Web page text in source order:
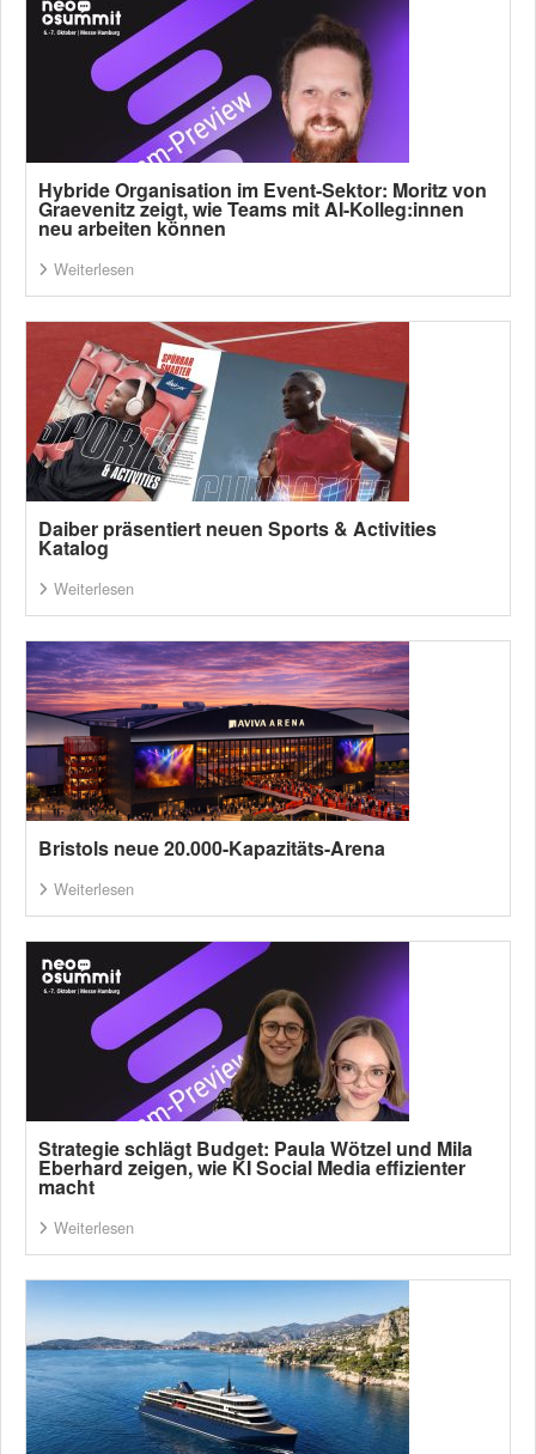
Hybride Organisation im Event-Sektor: Moritz von
Graevenitz zeigt, wie Teams mit AI-Kolleg:innen
neu arbeiten können
Weiterlesen
Daiber präsentiert neuen Sports & Activities
Katalog
Weiterlesen
Bristols neue 20.000-Kapazitäts-Arena
Weiterlesen
Strategie schlägt Budget: Paula Wötzel und Mila
Eberhard zeigen, wie KI Social Media effizienter
macht
Weiterlesen